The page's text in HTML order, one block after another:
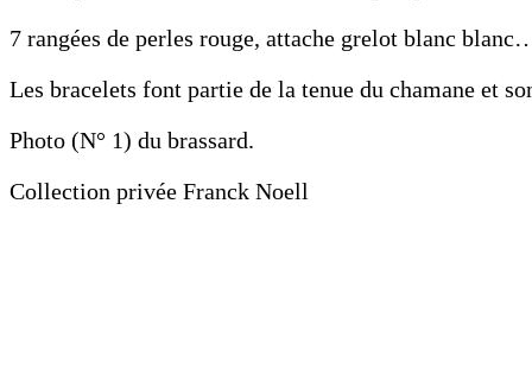
7 rangées de perles rouge, attache grelot blanc
Les bracelets font partie de la tenue du chamane et
Photo (N° 1) du brassard.
Collection privée Franck Noell